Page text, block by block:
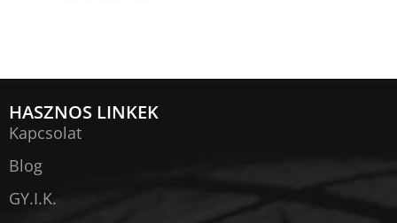
HASZNOS LINKEK
Kapcsolat
Blog
GY.I.K.